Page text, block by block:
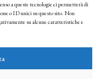
a queste tecnologie ci permetterà di
o ID unici su questo sito. Non
su alcune caratteristiche e
informazioni saranno trattate
dell’Istituto Matteucci